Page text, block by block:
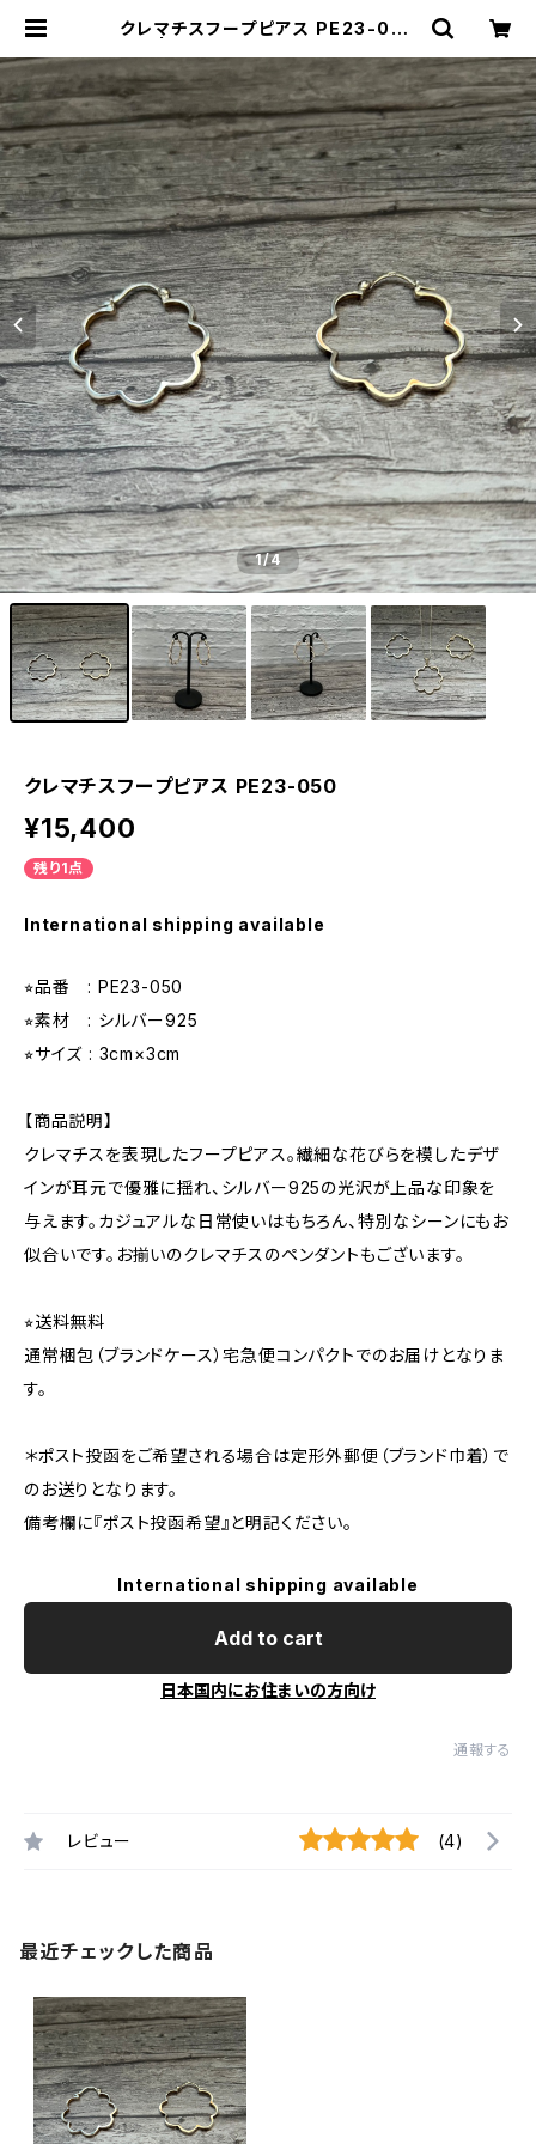
クレマチスフープピアス PE23-050
1/4
クレマチスフープピアス PE23-050
¥15,400
残り1点
International shipping available
⭐︎品番 : PE23-050
⭐︎素材 : シルバー925
⭐︎サイズ : 3cm×3cm
【商品説明】
クレマチスを表現したフープピアス。繊細な花びらを模したデザ
インが耳元で優雅に揺れ、シルバー925の光沢が上品な印象を
与えます。カジュアルな日常使いはもちろん、特別なシーンにもお
似合いです。お揃いのクレマチスのペンダントもございます。
⭐︎送料無料
通常梱包（ブランドケース）宅急便コンパクトでのお届けとなりま
す。
＊ポスト投函をご希望される場合は定形外郵便（ブランド巾着）で
のお送りとなります。
備考欄に『ポスト投函希望』と明記ください。
International shipping available
Add to cart
日本国内にお住まいの方向け
通報する
レビュー (4)
最近チェックした商品